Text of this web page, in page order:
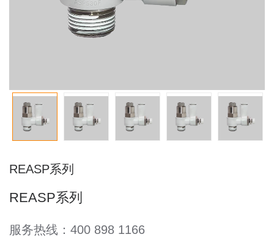
REASP系列
REASP系列
服务热线：400 898 1166